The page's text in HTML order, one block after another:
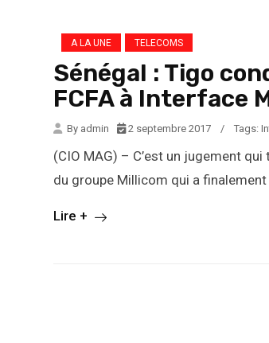
A LA UNE TELECOMS
Sénégal : Tigo
FCFA à Interface
By admin 2 septembre 2017 / Tags:
(CIO MAG) – C’est un jugement
du groupe Millicom qui a finalement
Lire +